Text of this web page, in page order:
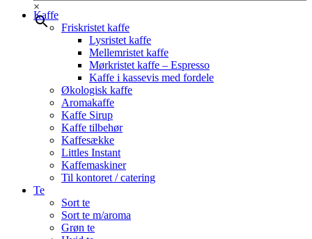
×
Kaffe
Friskristet kaffe
Lysristet kaffe
Mellemristet kaffe
Mørkristet kaffe – Espresso
Kaffe i kassevis med fordele
Økologisk kaffe
Aromakaffe
Kaffe Sirup
Kaffe tilbehør
Kaffesække
Littles Instant
Kaffemaskiner
Til kontoret / catering
Te
Sort te
Sort te m/aroma
Grøn te